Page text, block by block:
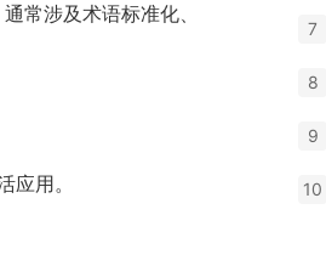
常涉及术语标准化、
应用。
7
8
9
10